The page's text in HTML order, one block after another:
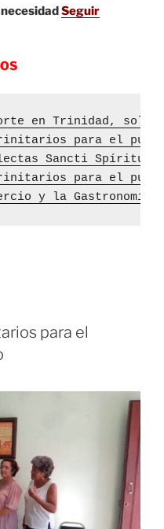
Seguir
en Trinidad,
para el
Sancti
para el
y la
para el